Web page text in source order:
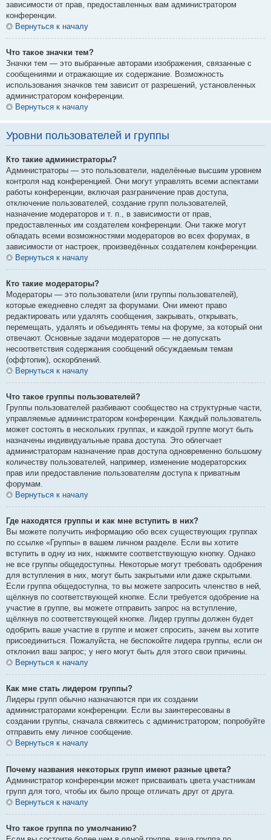
зависимости от прав, предоставленных вам администратором
конференции.
Вернуться к началу
Что такое значки тем?
Значки тем — это выбранные авторами изображения, связанные с
сообщениями и отражающие их содержание. Возможность
использования значков тем зависит от разрешений, установленных
администратором конференции.
Вернуться к началу
Уровни пользователей и группы
Кто такие администраторы?
Администраторы — это пользователи, наделённые высшим уровнем
контроля над конференцией. Они могут управлять всеми аспектами
работы конференции, включая разграничение прав доступа,
отключение пользователей, создание групп пользователей,
назначение модераторов и т. п., в зависимости от прав,
предоставленных им создателем конференции. Они также могут
обладать всеми возможностями модераторов во всех форумах, в
зависимости от настроек, произведённых создателем конференции.
Вернуться к началу
Кто такие модераторы?
Модераторы — это пользователи (или группы пользователей),
которые ежедневно следят за форумами. Они имеют право
редактировать или удалять сообщения, закрывать, открывать,
перемещать, удалять и объединять темы на форуме, за который они
отвечают. Основные задачи модераторов — не допускать
несоответствия содержания сообщений обсуждаемым темам
(оффтопик), оскорблений.
Вернуться к началу
Что такое группы пользователей?
Группы пользователей разбивают сообщество на структурные части,
управляемые администратором конференции. Каждый пользователь
может состоять в нескольких группах, и каждой группе могут быть
назначены индивидуальные права доступа. Это облегчает
администраторам назначение прав доступа одновременно большому
количеству пользователей, например, изменение модераторских
прав или предоставление пользователям доступа к приватным
форумам.
Вернуться к началу
Где находятся группы и как мне вступить в них?
Вы можете получить информацию обо всех существующих группах
по ссылке «Группы» в вашем личном разделе. Если вы хотите
вступить в одну из них, нажмите соответствующую кнопку. Однако
не все группы общедоступны. Некоторые могут требовать одобрения
для вступления в них, могут быть закрытыми или даже скрытыми.
Если группа общедоступна, то вы можете запросить членство в ней,
щёлкнув по соответствующей кнопке. Если требуется одобрение на
участие в группе, вы можете отправить запрос на вступление,
щёлкнув по соответствующей кнопке. Лидер группы должен будет
одобрить ваше участие в группе и может спросить, зачем вы хотите
присоединиться. Пожалуйста, не беспокойте лидера группы, если он
отклонил ваш запрос; у него могут быть для этого свои причины.
Вернуться к началу
Как мне стать лидером группы?
Лидеры групп обычно назначаются при их создании
администраторами конференции. Если вы заинтересованы в
создании группы, сначала свяжитесь с администратором; попробуйте
отправить ему личное сообщение.
Вернуться к началу
Почему названия некоторых групп имеют разные цвета?
Администратор конференции может присваивать цвета участникам
групп для того, чтобы их было проще отличать друг от друга.
Вернуться к началу
Что такое группа по умолчанию?